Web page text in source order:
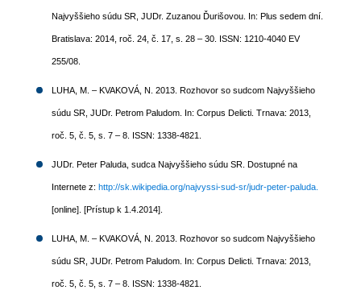
Najvyššieho súdu SR, JUDr. Zuzanou Ďurišovou. In: Plus sedem dní.
Bratislava: 2014, roč. 24, č. 17, s. 28 – 30. ISSN: 1210-4040 EV
255/08.
LUHA, M. – KVAKOVÁ, N. 2013. Rozhovor so sudcom Najvyššieho
súdu SR, JUDr. Petrom Paludom. In: Corpus Delicti. Trnava: 2013,
roč. 5, č. 5, s. 7 – 8. ISSN: 1338-4821.
JUDr. Peter Paluda, sudca Najvyššieho súdu SR. Dostupné na
Internete z: http://sk.wikipedia.org/najvyssi-sud-sr/judr-peter-paluda.
[online]. [Prístup k 1.4.2014].
LUHA, M. – KVAKOVÁ, N. 2013. Rozhovor so sudcom Najvyššieho
súdu SR, JUDr. Petrom Paludom. In: Corpus Delicti. Trnava: 2013,
roč. 5, č. 5, s. 7 – 8. ISSN: 1338-4821.